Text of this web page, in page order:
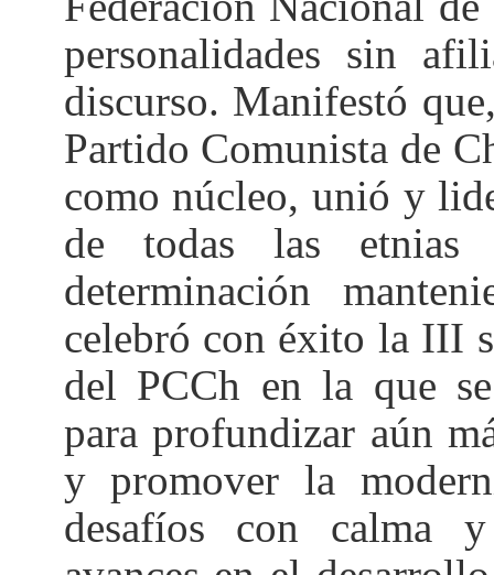
personalidades sin
discurso. Manifestó
Partido Comunista de
como núcleo, unió y
de todas las etnias
determinación
celebró con éxito la III
del PCCh en la que
para profundizar aún
y promover la
desafíos con calma